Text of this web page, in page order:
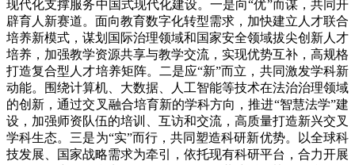
现代化支撑服务中国式现代化建设。一是向“优”而谋，共同开
辟育人新赛道。面向教育数字化转型需求，加快建立人才联合
培养新模式，谋划国际治理领域和国家安全领域拔尖创新人才
培养，加强教学资源共享与教学交流，实现优势互补，高规格
打造复合型人才培养矩阵。二是应“新”而立，共同激发学科新
动能。围绕计算机、大数据、人工智能等技术在法治治理领域
的创新，通过交叉融合培育新的学科方向，推进“智慧法学”建
设，加强师资队伍的培训、互访和交流，高质量打造新兴交叉
学科生态。三是为“实”而行，共同塑造科研新优势。以全球科
技发展、国家战略需求为牵引，依托现有科研平台，合力开展